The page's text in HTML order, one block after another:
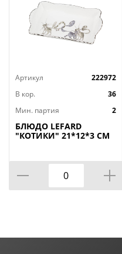
Артикул
222972
В кор.
36
Мин. партия
2
БЛЮДО LEFARD
"КОТИКИ" 21*12*3 СМ